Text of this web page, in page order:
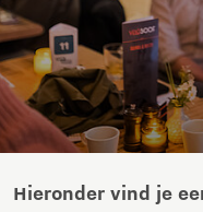
Hieronder vind je